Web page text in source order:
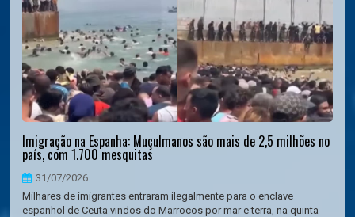
Imigração na Espanha: Muçulmanos são mais de 2,5 milhões no
país, com 1.700 mesquitas
31/07/2026
Milhares de imigrantes entraram ilegalmente para o enclave
espanhol de Ceuta vindos do Marrocos por mar e terra, na quinta-